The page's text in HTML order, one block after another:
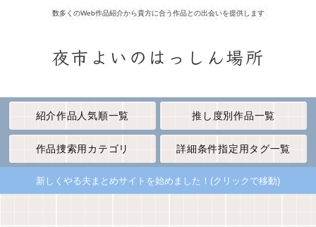
数多くのWeb作品紹介から貴方に合う作品との出会いを提供します
夜市よいのはっしん場所
紹介作品人気順一覧 推し度別作品一覧
作品捜索用カテゴリ 詳細条件指定用タグ一覧
新しくやる夫まとめサイトを始めました！(クリックで移動)